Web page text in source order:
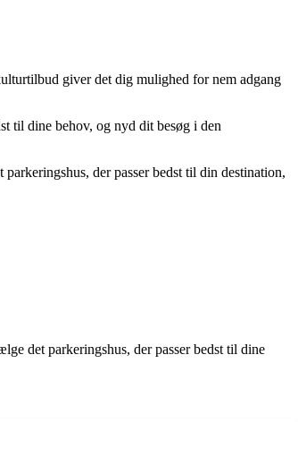
giver det dig mulighed for nem adgang
til dine behov, og nyd dit besøg i den
der passer bedst til din destination,
det parkeringshus, der passer bedst til dine